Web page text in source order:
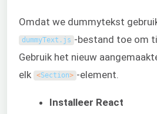
Omdat we dummytekst
dummyText . js -bestand toe om
Gebruik het nieuw
elk
<Section> -element.
Installeer React